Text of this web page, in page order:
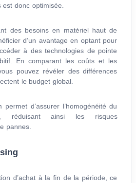
donc optimisée.
des besoins en matériel haut de
d’un avantage en optant pour
à des technologies de pointe
En comparant les coûts et les
pouvez révéler des différences
le budget global.
d’assurer l’homogénéité du
réduisant ainsi les risques
pannes.
d’achat à la fin de la période, ce